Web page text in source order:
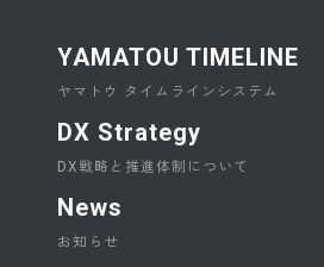
YAMATOU TIMELINE
ヤマトウ タイムラインシステム
DX Strategy
DX戦略と推進体制について
News
お知らせ